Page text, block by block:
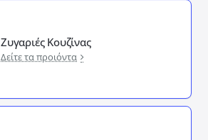
Ζυγαριές Κουζίνας
Δείτε τα προιόντα